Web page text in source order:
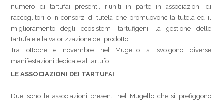
numero di tartufai presenti, riuniti in parte in associazioni di
raccoglitori o in consorzi di tutela che promuovono la tutela ed il
miglioramento degli ecosistemi tartufigeni, la gestione delle
tartufaie e la valorizzazione del prodotto.
Tra ottobre e novembre nel Mugello si svolgono diverse
manifestazioni dedicate al tartufo.
LE ASSOCIAZIONI DEI TARTUFAI
Due sono le associazioni presenti nel Mugello che si prefiggono